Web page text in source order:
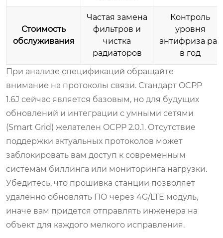
Стоимость
обслуживания
Частая замена
фильтров и
чистка
радиаторов
Контроль
уровня
антифриза раз
в год
При анализе спецификаций обращайте
внимание на протоколы связи. Стандарт OCPP
1.6J сейчас является базовым, но для будущих
обновлений и интеграции с умными сетями
(Smart Grid) желателен OCPP 2.0.1. Отсутствие
поддержки актуальных протоколов может
заблокировать вам доступ к современным
системам биллинга или мониторинга нагрузки.
Убедитесь, что прошивка станции позволяет
удаленно обновлять ПО через 4G/LTE модуль,
иначе вам придется отправлять инженера на
объект для каждого мелкого исправления.